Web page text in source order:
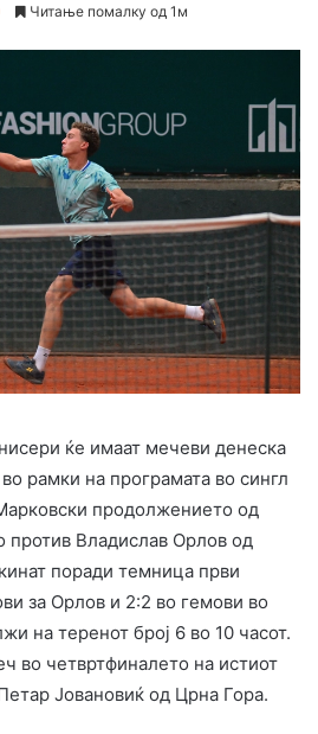
Читање помалку од 1м
ќе имаат мечеви денеска
рамки на програмата во сингл
продолжението од
против Владислав Орлов од
поради темница први
за Орлов и 2:2 во гемови во
на теренот број 6 во 10 часот.
во четвртфиналето на истиот
Јовановиќ од Црна Гора.